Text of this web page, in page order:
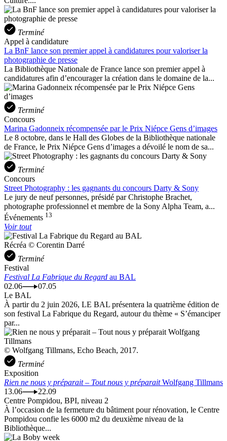
Terminé
Appel à candidature
La BnF lance son premier appel à candidatures pour valoriser la
photographie de presse
La Bibliothèque Nationale de France lance son premier appel à
candidatures afin d’encourager la création dans le domaine de la...
Terminé
Concours
Marina Gadonneix récompensée par le Prix Niépce Gens d’images
Le 8 octobre, dans le Hall des Globes de la Bibliothèque nationale
de France, le Prix Niépce Gens d’images a dévoilé le nom de sa...
Terminé
Concours
Street Photography : les gagnants du concours Darty & Sony
Le jury de neuf personnes, présidé par Christophe Brachet,
photographe professionnel et membre de la Sony Alpha Team, a...
Événements 13
Voir tout
Récréa © Corentin Darré
Terminé
Festival
Festival La Fabrique du Regard au BAL
02.06
07.05
Le BAL
À partir du 2 juin 2026, LE BAL présentera la quatrième édition de
son festival La Fabrique du Regard, autour du thème « S’émanciper
par...
© Wolfgang Tillmans, Echo Beach, 2017.
Terminé
Exposition
Rien ne nous y préparait – Tout nous y préparaitWolfgang Tillmans
13.06
22.09
Centre Pompidou, BPI, niveau 2
À l’occasion de la fermeture du bâtiment pour rénovation, le Centre
Pompidou confie les 6000 m2 du deuxième niveau de la
Bibliothèque...